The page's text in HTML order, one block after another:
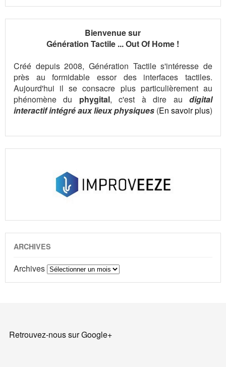
Bienvenue sur
Génération Tactile ... Out Of Home !
Créé depuis 2008, Génération Tactile s'intéresse de
près au formidable essor des interfaces tactiles.
Aujourd'hui il se consacre plus particulièrement au
phénomène du phygital, c'est à dire audigital
interactif intégré aux lieux physiques (En savoir plus)
ARCHIVES
Archives
Retrouvez-nous sur Google+